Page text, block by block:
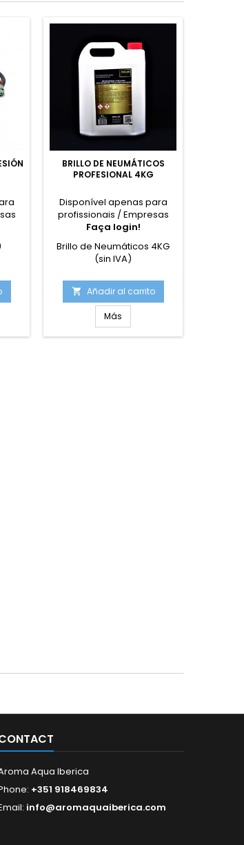
BRILLO DE NEUMÁTICOS
PROFESIONAL 4KG
Disponível apenas para
profissionais / Empresas
Faça login!
Brillo de Neumáticos 4KG
(sin IVA)
 Añadir al carrito
Más
Aqua Iberica
+351 918469834
info@aromaquaiberica.com